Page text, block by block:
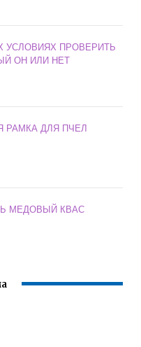
УСЛОВИЯХ ПРОВЕРИТЬ
ОН ИЛИ НЕТ
РАМКА ДЛЯ ПЧЕЛ
МЕДОВЫЙ КВАС